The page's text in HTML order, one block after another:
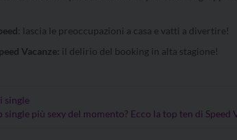
: lascia le preoccupazioni a casa e vatti a divertire!
Vacanze: il delirio del booking in alta stagione!
single
più sexy del momento? Ecco la top ten di Speed